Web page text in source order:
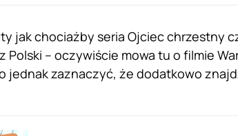
jak chociażby seria Ojciec chrzestny
Polski – oczywiście mowa tu o filmie
jednak zaznaczyć, że dodatkowo